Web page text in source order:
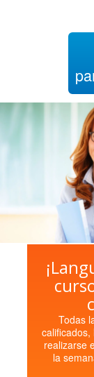
Todas
realizarse
la